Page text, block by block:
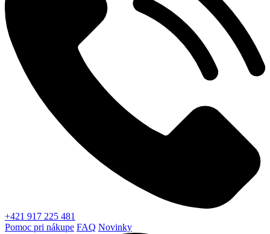
+421 917 225 481
Pomoc pri nákupe FAQ Novinky